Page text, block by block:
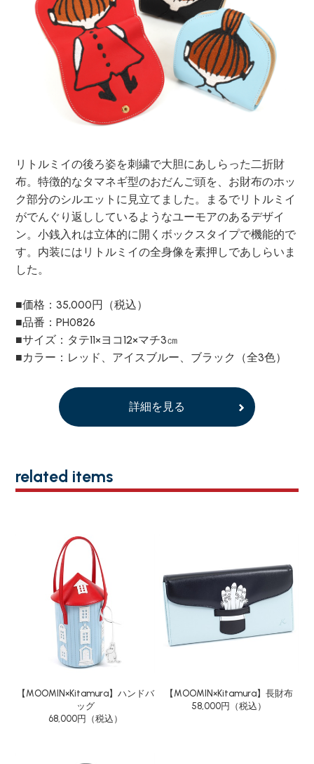
リトルミイの後ろ姿を刺繍で大胆にあしらった二折財
布。特徴的なタマネギ型のおだんご頭を、お財布のホッ
ク部分のシルエットに見立てました。まるでリトルミイ
がでんぐり返ししているようなユーモアのあるデザイ
ン。小銭入れは立体的に開くボックスタイプで機能的で
す。内装にはリトルミイの全身像を素押しであしらいま
した。
■価格：35,000円（税込）
■品番：PH0826
■サイズ：タテ11×ヨコ12×マチ3㎝
■カラー：レッド、アイスブルー、ブラック（全3色）
詳細を見る
related items
【MOOMIN×Kitamura】ハンドバ
ッグ
68,000円（税込）
【MOOMIN×Kitamura】長財布
58,000円（税込）